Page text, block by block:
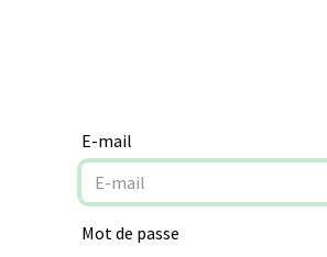
E-mail
Mot de passe